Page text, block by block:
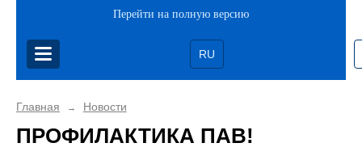
Перейти на полную версию
RU
Главная → Новости
ПРОФИЛАКТИКА ПАВ!